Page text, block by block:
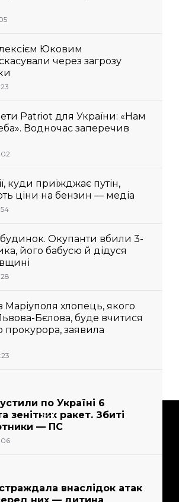
Юковим
через загрозу
Patriot для України: «Нам
Водночас заперечив
куди приїжджає путін,
ціни на бензин — медіа
будинок. Окупанти вбили 3-
його бабусю й дідуся
Маріуполя хлопець, якого
Бєлова, буде вчитися
прокурора, заявила
по Україні 6
зенітних ракет. Збиті
— ПС
внаслідок атак
Підтримати
завдяки тобі. Будь нашим